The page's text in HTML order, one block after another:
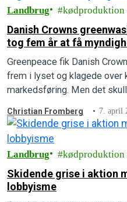
Landbrug kødproduktion
Danish Crowns
tog fem år at få
Greenpeace fik Danish
frem i lyset og klagede over
markedsføring. Men det
Christian Fromberg 7. april
Landbrug kødproduktion
Skidende grise i aktion
lobbyisme